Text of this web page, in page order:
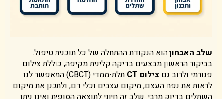
שלב האבחוןהוא הנקודת ההתחלה של כל תוכנית טיפול.
בביקור הראשון מבצעים בדיקה קלינית מקיפה, כוללת צילום
פנורמי ולרוב גם צילום CT
תלת-ממדי (CBCT) המאפשר לנו
לראות את נפח העצם, מיקום עצבים וכלי דם, ולתכנן את מיקום
השתלים בדיוק מרבי. שלב זה חיוני לתוצאה הסופית ואינו ניתן